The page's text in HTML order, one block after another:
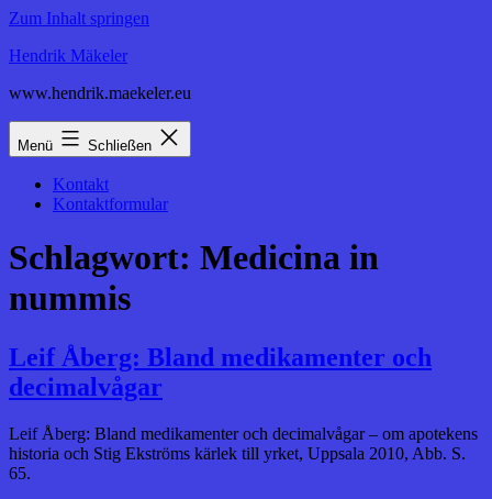
Zum Inhalt springen
Hendrik Mäkeler
www.hendrik.maekeler.eu
Menü Schließen
Kontakt
Kontaktformular
Schlagwort: Medicina in
nummis
Leif Åberg: Bland medikamenter och
decimalvågar
Leif Åberg: Bland medikamenter och decimalvågar – om apotekens
historia och Stig Ekströms kärlek till yrket, Uppsala 2010, Abb. S.
65.